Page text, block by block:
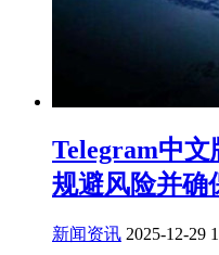
Telegram中
规避风险并确
新闻资讯 2025-12-29